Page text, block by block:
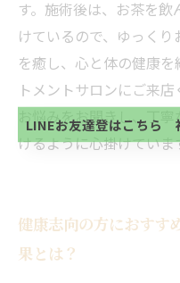
す。施術後は、お茶を
けているので、ゆっく
を癒し、心と体の健康
トメントサロンにご来
お悩みをお聞きし、丁
けるように心掛けていま
健康志向の方におすす
果とは？
当サロンの公式
初回 500円OFFさせ
方、不必要な方 お手
い。
LINEお友達登はこちら
当サロンの公式
初回 500円OFFさせ
方、不必要な方 お手
い。
LINEお友達登はこちら